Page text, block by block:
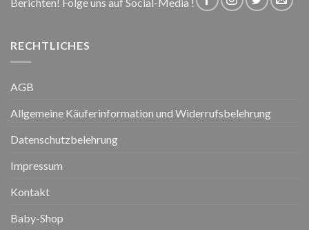
RECHTLICHES
AGB
Allgemeine Käuferinformation und Widerrufsbelehrung
Datenschutzbelehrung
Impressum
Kontakt
Baby-Shop